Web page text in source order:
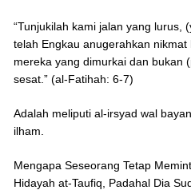
“Tunjukilah kami jalan yang lurus,
telah Engkau anugerahkan
mereka yang dimurkai dan bukan
sesat.” (al-Fatihah: 6-7)
Adalah meliputi al-irsyad wal
ilham.
Mengapa Seseorang Tetap
Hidayah at-Taufiq, Padahal Dia